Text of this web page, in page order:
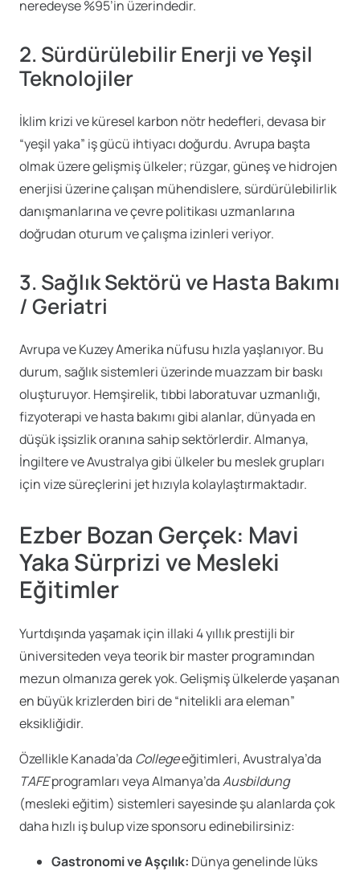
neredeyse %95’in üzerindedir.
2. Sürdürülebilir Enerji ve Yeşil
Teknolojiler
İklim krizi ve küresel karbon nötr hedefleri, devasa bir
“yeşil yaka” iş gücü ihtiyacı doğurdu. Avrupa başta
olmak üzere gelişmiş ülkeler; rüzgar, güneş ve hidrojen
enerjisi üzerine çalışan mühendislere, sürdürülebilirlik
danışmanlarına ve çevre politikası uzmanlarına
doğrudan oturum ve çalışma izinleri veriyor.
3. Sağlık Sektörü ve Hasta Bakımı
/ Geriatri
Avrupa ve Kuzey Amerika nüfusu hızla yaşlanıyor. Bu
durum, sağlık sistemleri üzerinde muazzam bir baskı
oluşturuyor. Hemşirelik, tıbbi laboratuvar uzmanlığı,
fizyoterapi ve hasta bakımı gibi alanlar, dünyada en
düşük işsizlik oranına sahip sektörlerdir. Almanya,
İngiltere ve Avustralya gibi ülkeler bu meslek grupları
için vize süreçlerini jet hızıyla kolaylaştırmaktadır.
Ezber Bozan Gerçek: Mavi
Yaka Sürprizi ve Mesleki
Eğitimler
Yurtdışında yaşamak için illaki 4 yıllık prestijli bir
üniversiteden veya teorik bir master programından
mezun olmanıza gerek yok. Gelişmiş ülkelerde yaşanan
en büyük krizlerden biri de “nitelikli ara eleman”
eksikliğidir.
Özellikle Kanada’da Collegeeğitimleri, Avustralya’da
TAFEprogramları veya Almanya’daAusbildung
(mesleki eğitim) sistemleri sayesinde şu alanlarda çok
daha hızlı iş bulup vize sponsoru edinebilirsiniz:
Gastronomi ve Aşçılık: Dünya genelinde lüks